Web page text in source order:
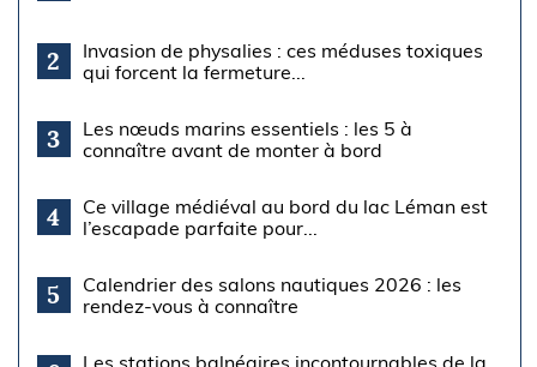
2
Invasion de physalies : ces méduses toxiques
qui forcent la fermeture...
3
Les nœuds marins essentiels : les 5 à
connaître avant de monter à bord
4
Ce village médiéval au bord du lac Léman est
l’escapade parfaite pour...
5
Calendrier des salons nautiques 2026 : les
rendez-vous à connaître